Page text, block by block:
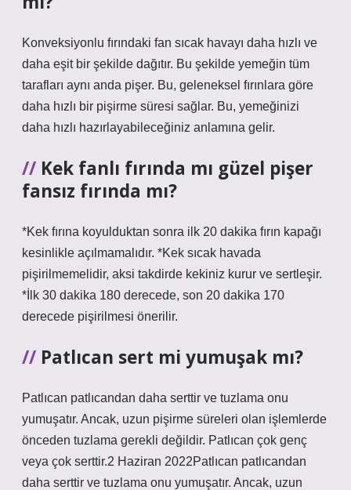
Konveksiyonlu fırındaki fan sıcak havayı daha hızlı ve
daha eşit bir şekilde dağıtır. Bu şekilde yemeğin tüm
tarafları aynı anda pişer. Bu, geleneksel fırınlara göre
daha hızlı bir pişirme süresi sağlar. Bu, yemeğinizi
daha hızlı hazırlayabileceğiniz anlamına gelir.
Kek fanlı fırında mı güzel pişer
fansız fırında mı?
*Kek fırına koyulduktan sonra ilk 20 dakika fırın kapağı
kesinlikle açılmamalıdır. *Kek sıcak havada
pişirilmemelidir, aksi takdirde kekiniz kurur ve sertleşir.
*İlk 30 dakika 180 derecede, son 20 dakika 170
derecede pişirilmesi önerilir.
Patlıcan sert mi yumuşak mı?
Patlıcan patlıcandan daha serttir ve tuzlama onu
yumuşatır. Ancak, uzun pişirme süreleri olan işlemlerde
önceden tuzlama gerekli değildir. Patlıcan çok genç
veya çok serttir.2 Haziran 2022Patlıcan patlıcandan
daha serttir ve tuzlama onu yumuşatır. Ancak, uzun